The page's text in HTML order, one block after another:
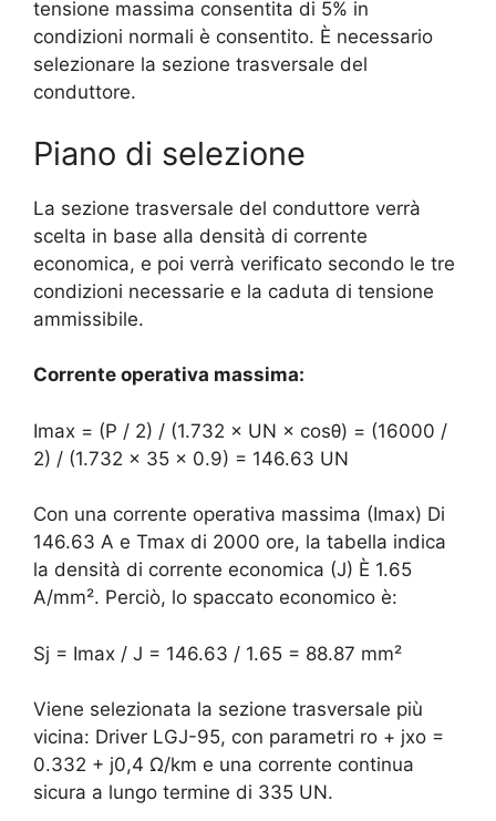
tensione massima consentita di 5% in
condizioni normali è consentito. È necessario
selezionare la sezione trasversale del
conduttore.
Piano di selezione
La sezione trasversale del conduttore verrà
scelta in base alla densità di corrente
economica, e poi verrà verificato secondo le tre
condizioni necessarie e la caduta di tensione
ammissibile.
Corrente operativa massima:
Imax = (P / 2) / (1.732 × UN × cosθ) = (16000 /
2) / (1.732 × 35 × 0.9) = 146.63 UN
Con una corrente operativa massima (Imax) Di
146.63 A e Tmax di 2000 ore, la tabella indica
la densità di corrente economica (J) È 1.65
A/mm². Perciò, lo spaccato economico è:
Sj = Imax / J = 146.63 / 1.65 = 88.87 mm²
Viene selezionata la sezione trasversale più
vicina: Driver LGJ-95, con parametri ro + jxo =
0.332 + j0,4 Ω/km e una corrente continua
sicura a lungo termine di 335 UN.